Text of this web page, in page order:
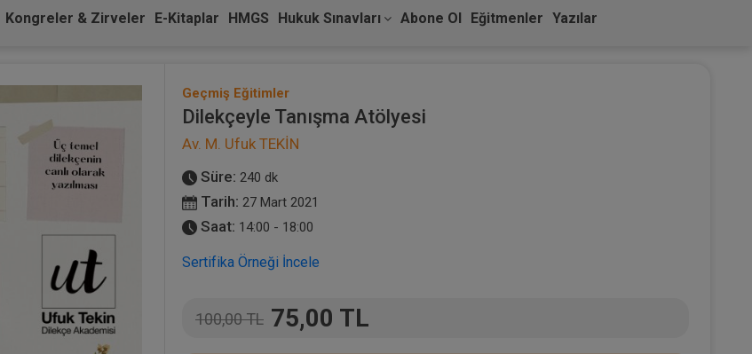
Kongreler & Zirveler E-Kitaplar HMGS Hukuk Sınavları Abone Ol Eğitmenler Yazılar
Geçmiş Eğitimler
Dilekçeyle Tanışma Atölyesi
Av. M. Ufuk TEKİN
Süre: 240 dk
Tarih: 27 Mart 2021
Saat: 14:00 - 18:00
Sertifika Örneği İncele
100,00 TL 75,00 TL